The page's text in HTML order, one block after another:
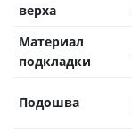
верха
Материал
подкладки
Подошва